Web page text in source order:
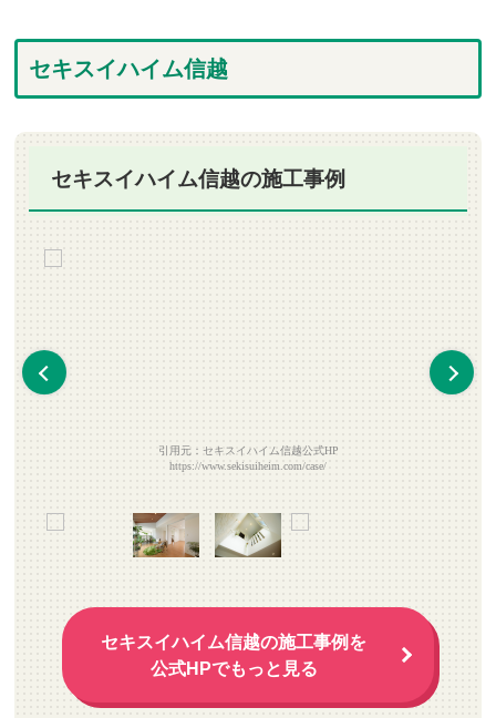
セキスイハイム信越
セキスイハイム信越の施工事例
引用元：セキスイハイム信越公式HP
https://www.sekisuiheim.com/case/
セキスイハイム信越の施工事例を
公式HPでもっと見る